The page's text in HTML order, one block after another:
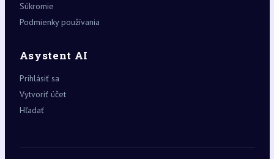
Súkromie
Podmienky používania
Asystent AI
Prihlásiť sa
Vytvoriť účet
Hľadať